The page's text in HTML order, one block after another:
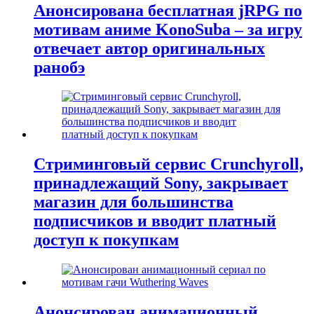
Анонсирована бесплатная jRPG по
мотивам аниме KonoSuba – за игру
отвечает автор оригинальных
ранобэ
Стриминговый сервис Crunchyroll,
принадлежащий Sony, закрывает
магазин для большинства
подписчиков и вводит платный
доступ к покупкам